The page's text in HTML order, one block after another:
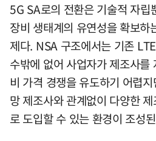
5G SA로의 전환은 기술적 자립
장비 생태계의 유연성을 확보하
제다. NSA 구조에서는 기존
수밖에 없어 사업자가 제조사를
비 가격 경쟁을 유도하기 어렵
망 제조사와 관계없이 다양한
로 도입할 수 있는 환경이 조성